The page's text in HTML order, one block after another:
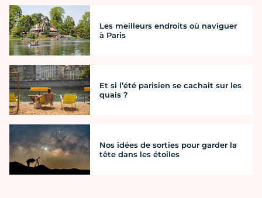
Les meilleurs endroits où naviguer
à Paris
Et si l’été parisien se cachait sur les
quais ?
Nos idées de sorties pour garder la
tête dans les étoiles